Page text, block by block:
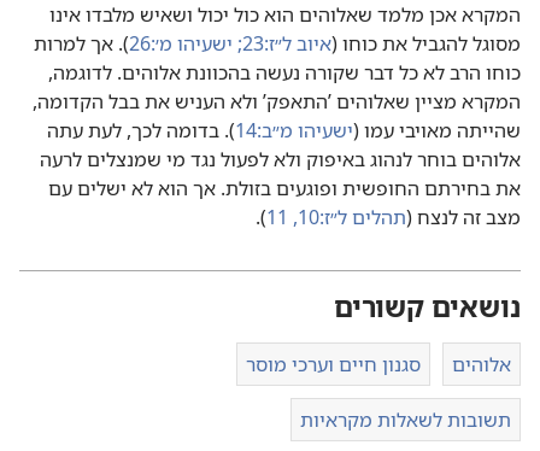
המקרא אכן מלמד שאלוהים הוא כול יכול ושאיש מלבדו אינו
מסוגל להגביל את כוחו (‏איוב ל״ז:‏23;‏ ישעיהו מ׳:‏26
‏)‏.‏ אך למרות
כוחו הרב לא כל דבר שקורה נעשה בהכוונת אלוהים.‏ לדוגמה,‏
המקרא מציין שאלוהים ’‏התאפק’‏ ולא העניש את בבל הקדומה,‏
שהייתה מאויבי עמו (‏ישעיהו מ״ב:‏14
‏)‏.‏ בדומה לכך,‏ לעת עתה
אלוהים בוחר לנהוג באיפוק ולא לפעול נגד מי שמנצלים לרעה
את בחירתם החופשית ופוגעים בזולת.‏ אך הוא לא ישלים עם
מצב זה לנצח (‏תהלים ל״ז:‏10,‏ 11 ‏)‏.‏
נושאים קשורים
אלוהים סגנון חיים וערכי מוסר
תשובות לשאלות מקראיות